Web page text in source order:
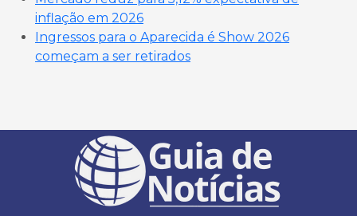
inflação em 2026
Ingressos para o Aparecida é Show 2026
começam a ser retirados